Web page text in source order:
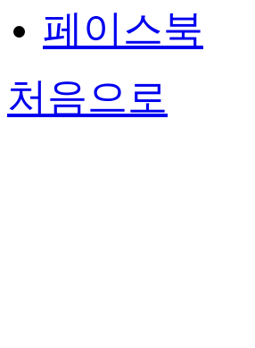
페이스북
처음으로